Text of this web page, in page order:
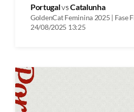
PortugalvsCatalunha
GoldenCat Feminina 2025 | Fase
24/08/2025 13:25